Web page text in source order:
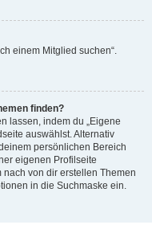
einem Mitglied suchen“.
finden?
lassen, indem du „Eigene
auswählst. Alternativ
persönlichen Bereich
eigenen Profilseite
von dir erstellen Themen
in die Suchmaske ein.